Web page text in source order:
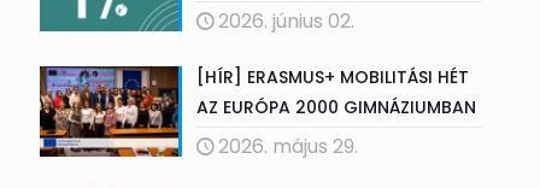
2026. június 02.
[HÍR] ERASMUS+ MOBILITÁSI HÉT
AZ EURÓPA 2000 GIMNÁZIUMBAN
2026. május 29.